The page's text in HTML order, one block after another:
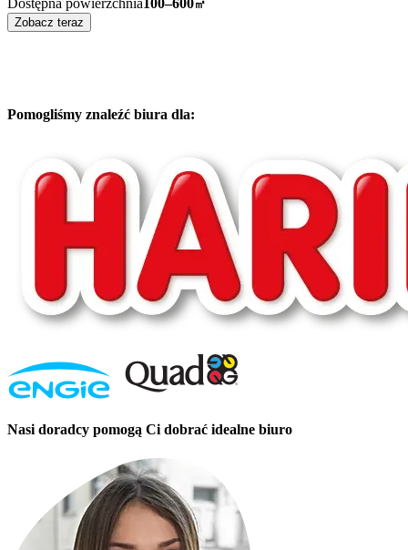
Dostępna powierzchnia100–600㎡
Zobacz teraz
Pomogliśmy znaleźć biura dla:
Nasi doradcy pomogą Ci dobrać idealne biuro